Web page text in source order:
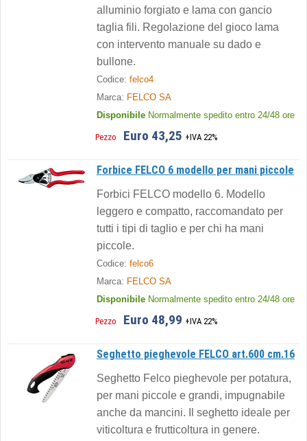
alluminio forgiato e lama con gancio
taglia fili. Regolazione del gioco lama
con intervento manuale su dado e
bullone.
Codice: felco4
Marca: FELCO SA
Disponibile Normalmente spedito entro 24/48 ore
Pezzo Euro 43,25 +IVA 22%
Forbice FELCO 6 modello per mani piccole
Forbici FELCO modello 6. Modello
leggero e compatto, raccomandato per
tutti i tipi di taglio e per chi ha mani
piccole.
Codice: felco6
Marca: FELCO SA
Disponibile Normalmente spedito entro 24/48 ore
Pezzo Euro 48,99 +IVA 22%
Seghetto pieghevole FELCO art.600 cm.16
Seghetto Felco pieghevole per potatura,
per mani piccole e grandi, impugnabile
anche da mancini. Il seghetto ideale per
viticoltura e frutticoltura in genere.